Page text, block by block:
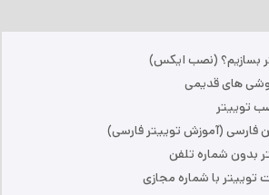
بسازیم؟ (نصب ایکس)
های قدیمی
توییتر
فارسی (آموزش توییتر فارسی)
بدون شماره تلفن
با شماره مجازی